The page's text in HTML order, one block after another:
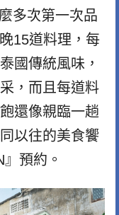
多次第一次品
15道料理， 每
國傳統風味，
，而且每道料
還像親臨一趟
以往的美食饗
預約。